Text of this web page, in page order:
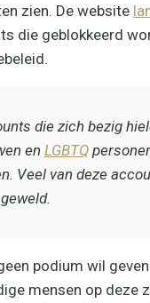
zien. De website
die geblokkeerd
die zich bezig
en LGBTQ
Veel van deze
podium wil
mensen op deze